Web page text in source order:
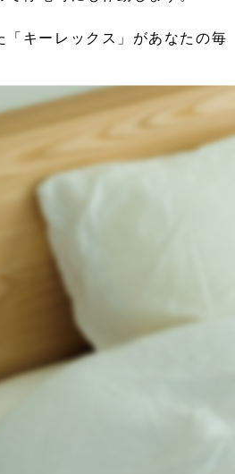
「キーレックス」があなたの毎